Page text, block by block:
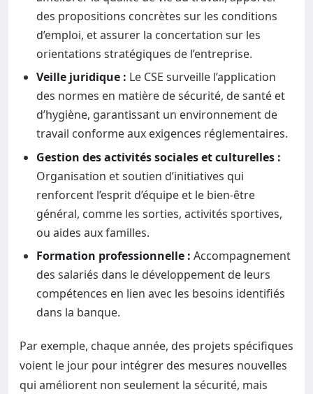
des propositions concrètes sur les conditions
d’emploi, et assurer la concertation sur les
orientations stratégiques de l’entreprise.
Veille juridique : Le CSE surveille l’application
des normes en matière de sécurité, de santé et
d’hygiène, garantissant un environnement de
travail conforme aux exigences réglementaires.
Gestion des activités sociales et culturelles :
Organisation et soutien d’initiatives qui
renforcent l’esprit d’équipe et le bien-être
général, comme les sorties, activités sportives,
ou aides aux familles.
Formation professionnelle : Accompagnement
des salariés dans le développement de leurs
compétences en lien avec les besoins identifiés
dans la banque.
Par exemple, chaque année, des projets spécifiques
voient le jour pour intégrer des mesures nouvelles
qui améliorent non seulement la sécurité, mais